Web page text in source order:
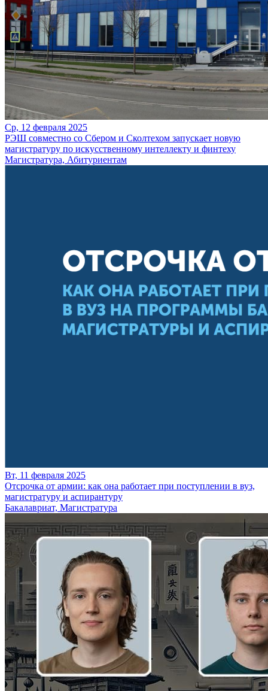
Ср, 12 февраля 2025
РЭШ совместно со Сбером и Сколтехом запускает новую
магистратуру по искусственному интеллекту и финтеху
Магистратура, Абитуриентам
Вт, 11 февраля 2025
Отсрочка от армии: как она работает при поступлении в вуз,
магистратуру и аспирантуру
Бакалавриат, Магистратура